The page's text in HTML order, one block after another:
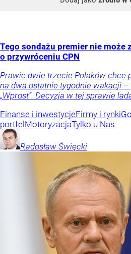
Tego sondażu premier nie może
o przywróceniu CPN
Prawie dwie trzecie Polaków chce
na dwa ostatnie tygodnie wakacji –
„Wprost”. Decyzja w tej sprawie
Finanse i inwestycjeFirmy i rynki
portfelMotoryzacjaTylko u Nas
Radosław Święcki